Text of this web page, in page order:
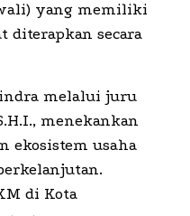
yang memiliki
diterapkan secara
melalui juru
menekankan
ekosistem usaha
di Kota